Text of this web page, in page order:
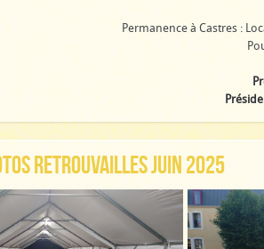
Permanence à Castres :
RETROUVAILLES JUIN 2025